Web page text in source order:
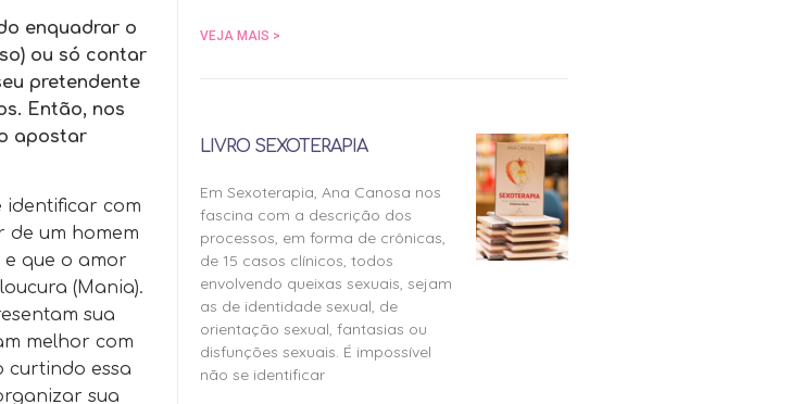
enquadrar o
ou só contar
pretendente
Então, nos
apostar
identificar com
de um homem
e que o amor
(Mania).
sua
melhor com
curtindo essa
sua
VEJA MAIS >
LIVRO SEXOTERAPIA
Em Sexoterapia, Ana Canosa nos
fascina com a descrição dos
processos, em forma de crônicas,
de 15 casos clínicos, todos
envolvendo queixas sexuais, sejam
as de identidade sexual, de
orientação sexual, fantasias ou
disfunções sexuais. É impossível
não se identificar